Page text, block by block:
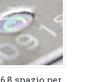
spazio per